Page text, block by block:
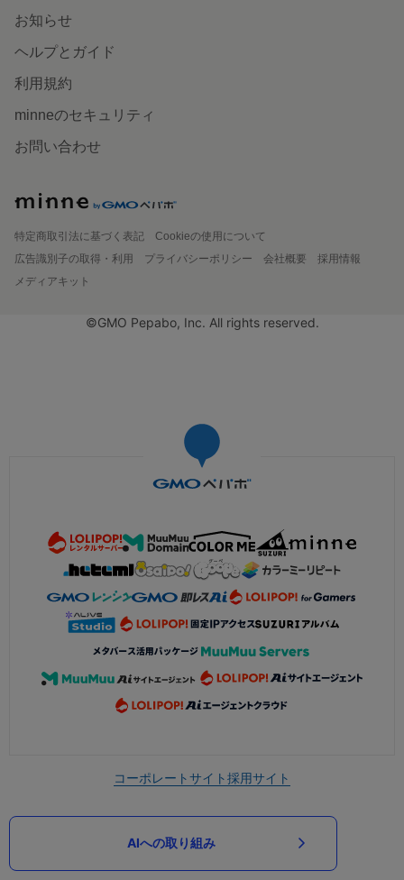
お知らせ
ヘルプとガイド
利用規約
minneのセキュリティ
お問い合わせ
特定商取引法に基づく表記
Cookieの使用について
広告識別子の取得・利用
プライバシーポリシー 会社概要
採用情報
メディアキット
©GMO Pepabo, Inc. All rights reserved.
コーポレートサイト採用サイト
AIへの取り組み